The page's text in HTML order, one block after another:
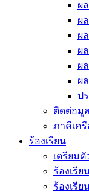
ผ
ผ
ผ
ผ
ผ
ผ
ป
ติดต่อมู
ภาคีเค
ร้องเรียน
เตรียมตั
ร้องเรี
ร้องเรี